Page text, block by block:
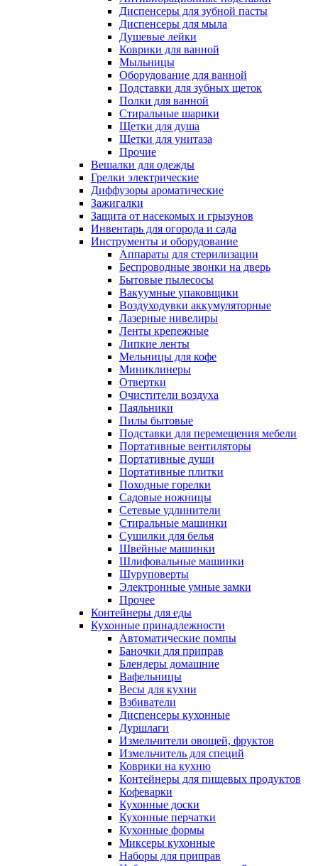
Диспенсеры для зубной пасты
Диспенсеры для мыла
Душевые лейки
Коврики для ванной
Мыльницы
Оборудование для ванной
Подставки для зубных щеток
Полки для ванной
Стиральные шарики
Щетки для душа
Щетки для унитаза
Прочие
Вешалки для одежды
Грелки электрические
Диффузоры ароматические
Зажигалки
Защита от насекомых и грызунов
Инвентарь для огорода и сада
Инструменты и оборудование
Аппараты для стерилизации
Беспроводные звонки на дверь
Бытовые пылесосы
Вакуумные упаковщики
Воздуходувки аккумуляторные
Лазерные нивелиры
Ленты крепежные
Липкие ленты
Мельницы для кофе
Миниклинеры
Отвертки
Очистители воздуха
Паяльники
Пилы бытовые
Подставки для перемещения мебели
Портативные вентиляторы
Портативные души
Портативные плитки
Походные горелки
Садовые ножницы
Сетевые удлинители
Стиральные машинки
Сушилки для белья
Швейные машинки
Шлифовальные машинки
Шуруповерты
Электронные умные замки
Прочее
Контейнеры для еды
Кухонные принадлежности
Автоматические помпы
Баночки для приправ
Блендеры домашние
Вафельницы
Весы для кухни
Взбиватели
Диспенсеры кухонные
Дуршлаги
Измельчители овощей, фруктов
Измельчитель для специй
Коврики на кухню
Контейнеры для пищевых продуктов
Кофеварки
Кухонные доски
Кухонные перчатки
Кухонные формы
Миксеры кухонные
Наборы для приправ